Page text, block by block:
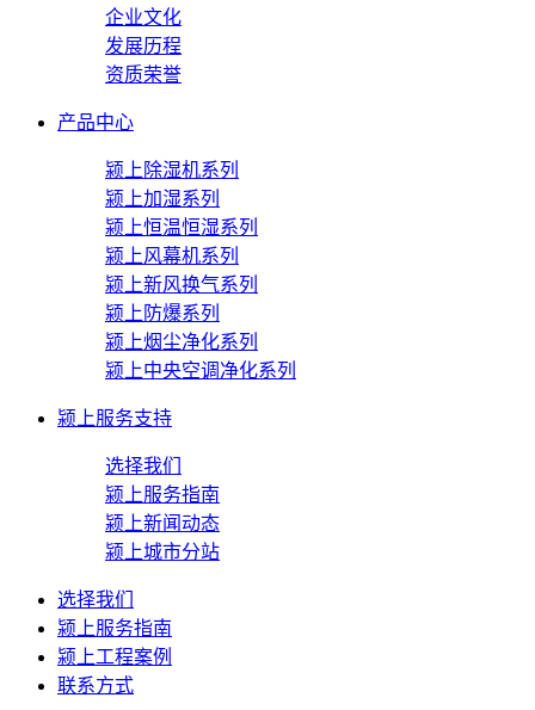
企业文化
发展历程
资质荣誉
产品中心
颍上除湿机系列
颍上加湿系列
颍上恒温恒湿系列
颍上风幕机系列
颍上新风换气系列
颍上防爆系列
颍上烟尘净化系列
颍上中央空调净化系列
颍上服务支持
选择我们
颍上服务指南
颍上新闻动态
颍上城市分站
选择我们
颍上服务指南
颍上工程案例
联系方式